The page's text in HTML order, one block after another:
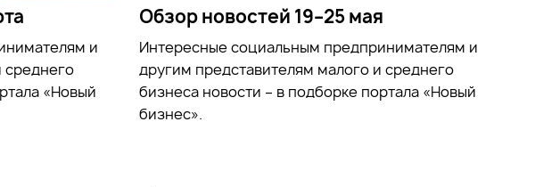
и
среднего
«Новый
Обзор новостей 19–25 мая
Интересные социальным предпринимателям и
другим представителям малого и среднего
бизнеса новости – в подборке портала «Новый
бизнес».